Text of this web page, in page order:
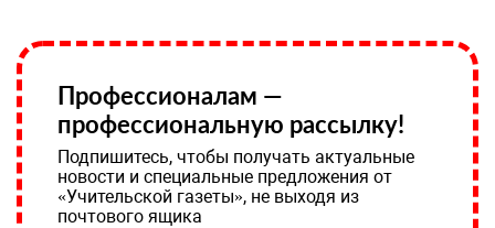
Профессионалам —
профессиональную рассылку!
Подпишитесь, чтобы получать актуальные
новости и специальные предложения от
«Учительской газеты», не выходя из
почтового ящика